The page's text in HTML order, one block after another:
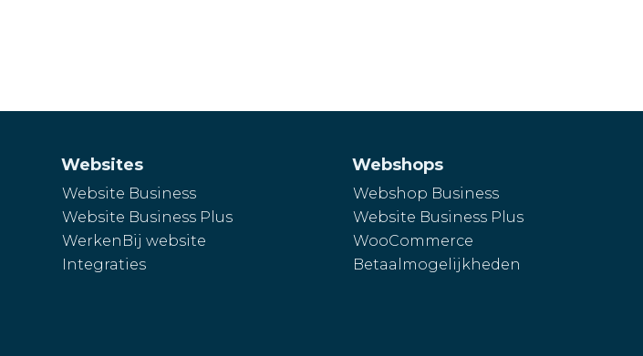
Websites
Website Business
Website Business Plus
WerkenBij website
Integraties
Webshops
Webshop Business
Website Business Plus
WooCommerce
Betaalmogelijkheden